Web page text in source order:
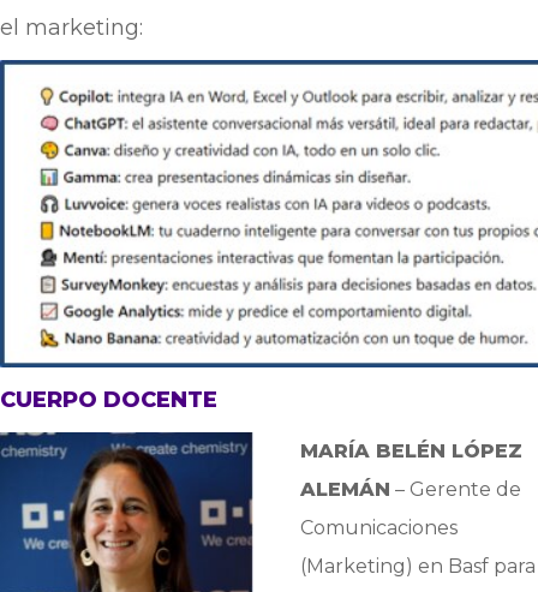
el marketing:
CUERPO DOCENTE
MARÍA BELÉN LÓPEZ
ALEMÁN – Gerente de
Comunicaciones
(Marketing) en Basf para